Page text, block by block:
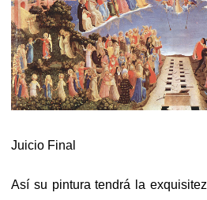
Juicio Final
Así su pintura tendrá la